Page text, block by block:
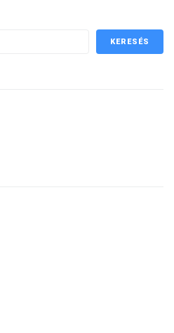
KERESÉS